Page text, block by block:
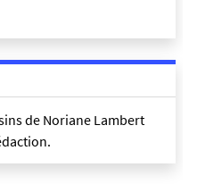
de Noriane Lambert